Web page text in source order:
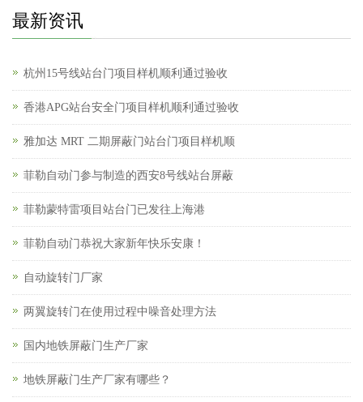
最新资讯
杭州15号线站台门项目样机顺利通过验收
香港APG站台安全门项目样机顺利通过验收
雅加达 MRT 二期屏蔽门站台门项目样机顺
菲勒自动门参与制造的西安8号线站台屏蔽
菲勒蒙特雷项目站台门已发往上海港
菲勒自动门恭祝大家新年快乐安康！
自动旋转门厂家
两翼旋转门在使用过程中噪音处理方法
国内地铁屏蔽门生产厂家
地铁屏蔽门生产厂家有哪些？